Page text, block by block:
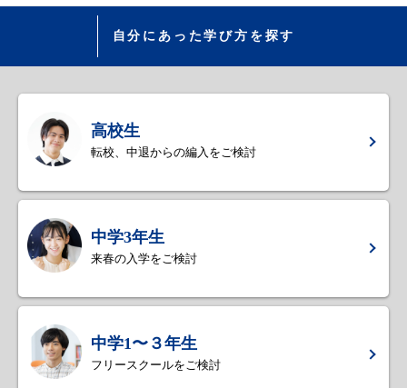
自分にあった学び方を探す
高校生
転校、中退からの編入をご検討
中学3年生
来春の入学をご検討
中学1〜３年生
フリースクールをご検討